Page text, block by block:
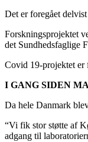
Det er foregået
Forskningsprojektet
det Sundhedsfaglige
Covid 19-projektet er
I GANG SIDEN
Da hele Danmark
“Vi fik stor støtte af
adgang til